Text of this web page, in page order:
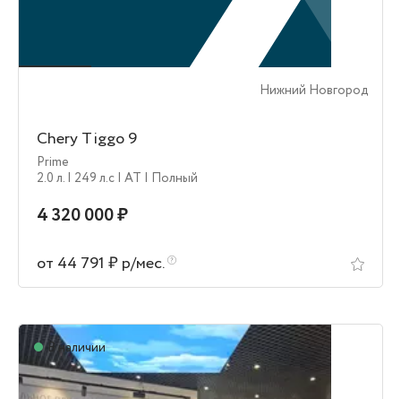
Нижний Новгород
Chery Tiggo 9
Prime
2.0 л. | 249 л.c | AT | Полный
4 320 000 ₽
от 44 791 ₽ р/мес.
В наличии